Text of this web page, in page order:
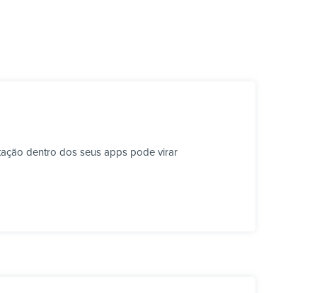
dentro dos seus apps pode virar